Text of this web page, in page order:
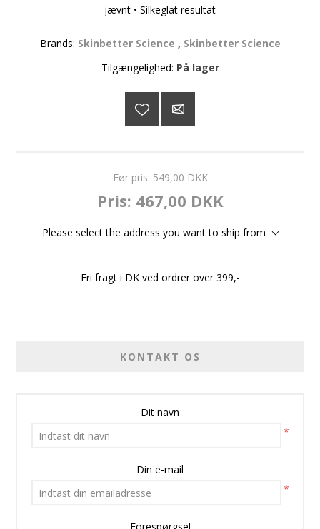
jævnt • Silkeglat resultat
Brands: Skinbetter Science , Skinbetter Science
Tilgængelighed: På lager
Før pris: 549,00 DKK
Pris: 467,00 DKK
Please select the address you want to ship from
Fri fragt i DK ved ordrer over 399,-
KONTAKT OS
Dit navn
*
Din e-mail
*